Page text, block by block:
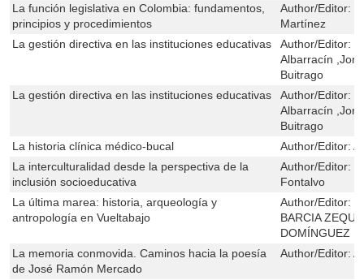
La función legislativa en Colombia: fundamentos,
principios y procedimientos
Author/Editor:
Martínez
La gestión directiva en las instituciones educativas
Author/Editor:
Albarracín
Buitrago
La gestión directiva en las instituciones educativas
Author/Editor:
Albarracín
Buitrago
La historia clínica médico-bucal
Author/Editor:
La interculturalidad desde la perspectiva de la
inclusión socioeducativa
Author/Editor:
Fontalvo
La última marea: historia, arqueología y
antropología en Vueltabajo
Author/Editor:
BARCIA
DOMÍNGUEZ
La memoria conmovida. Caminos hacia la poesía
de José Ramón Mercado
Author/Editor: